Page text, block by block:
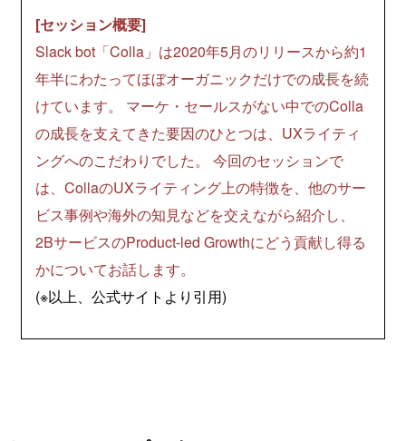
[セッション概要]
Slack bot「Colla」は2020年5月のリリースから約1
年半にわたってほぼオーガニックだけでの成長を続
けています。 マーケ・セールスがない中でのColla
の成長を支えてきた要因のひとつは、UXライティ
ングへのこだわりでした。 今回のセッションで
は、CollaのUXライティング上の特徴を、他のサー
ビス事例や海外の知見などを交えながら紹介し、
2BサービスのProduct-led Growthにどう貢献し得る
かについてお話します。
(※以上、公式サイトより引用)